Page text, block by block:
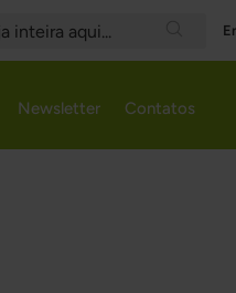
Search
Newsletter Contatos